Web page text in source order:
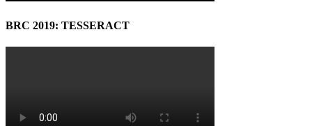
BRC 2019: TESSERACT